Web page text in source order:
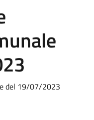
del 19/07/2023